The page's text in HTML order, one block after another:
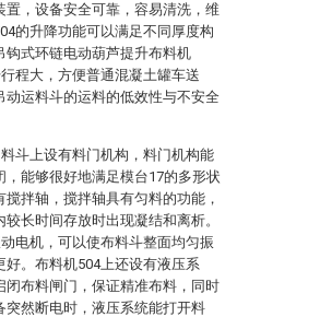
置，设备安全可靠，容易清洗，维
的升降功能可以满足不同厚度构
钩式环链电动葫芦提升布料机
程大，方便普通混凝土罐车送
动运料斗的运料的低效性与不安全
斗上设有料门机构，料门机构能
，能够很好地满足模台17的多形状
拌轴，搅拌轴具有匀料的功能，
长时间存放时出现凝结和离析。
电机，可以使布料斗整面均匀振
好。布料机504上还设有液压系
闭布料闸门，保证精准布料，同时
突然断电时，液压系统能打开料